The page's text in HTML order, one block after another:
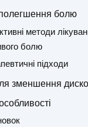
болю
методи
болю
підходи
зменшення